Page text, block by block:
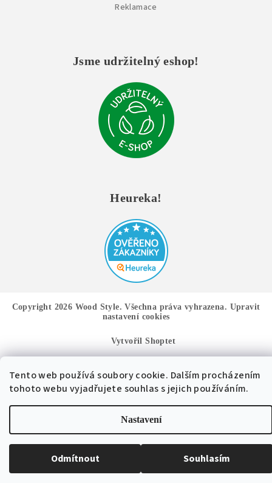
Tento web používá soubory cookie. Dalším procházením
tohoto webu vyjadřujete souhlas s jejich používáním.
Nastavení
Odmítnout Souhlasím
Reklamace
Jsme udržitelný eshop!
Heureka!
Copyright 2026 Wood Style. Všechna práva vyhrazena. Upravit
nastavení cookies
Vytvořil Shoptet